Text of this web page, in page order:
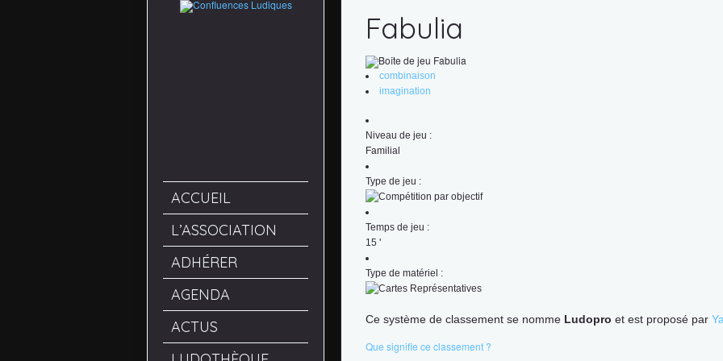
ACCUEIL
L’ASSOCIATION
ADHÉRER
AGENDA
ACTUS
Fabulia
combinaison
imagination
Niveau de jeu :
Familial
Type de jeu :
Temps de jeu :
15 '
Type de matériel :
Ce système de classement se nomme Ludopro et est proposé par
Que signifie ce classement ?